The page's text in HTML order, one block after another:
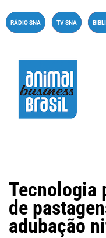
paraRÁDIO SNA TV SNA
Tecnologia
de
adubação